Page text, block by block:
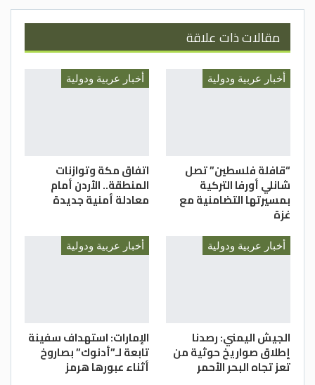
مقالات ذات علاقة
أخبار عربية ودولية
“قافلة فلسطين” تصل
شانلي أورفا التركية
بمسيرتها التضامنية مع
غزة
أخبار عربية ودولية
اتفاق مكة وتوازنات
المنطقة.. الأردن أمام
معادلة أمنية جديدة
أخبار عربية ودولية
الجيش اليمني: رصدنا
إطلاق صواريخ حوثية من
تعز تجاه البحر الأحمر
أخبار عربية ودولية
الإمارات: استهداف سفينة
تابعة لـ”أدنوك” بصاروخ
أثناء عبورها هرمز